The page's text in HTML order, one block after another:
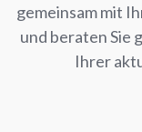
gemeinsam mit
und beraten Sie
Ihrer